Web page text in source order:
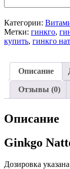
Категории:
Метки: гинкго,
купить, гинкго
Описание
Отзывы (0)
Описание
Ginkgo
Дозировка